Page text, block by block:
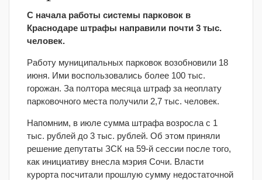
С начала работы системы парковок в
Краснодаре штрафы направили почти 3 тыс.
человек.
Работу муниципальных парковок возобновили 18
июня. Ими воспользовались более 100 тыс.
горожан. За полтора месяца штраф за неоплату
парковочного места получили 2,7 тыс. человек.
Напомним, в июле сумма штрафа возросла с 1
тыс. рублей до 3 тыс. рублей. Об этом приняли
решение депутаты ЗСК на 59-й сессии после того,
как инициативу внесла мэрия Сочи. Власти
курорта посчитали прошлую сумму недостаточной